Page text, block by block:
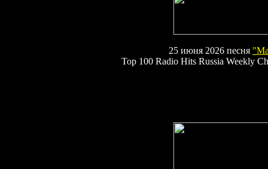
25 июня 2026 песня "
Top 100 Radio Hits Russia Weekly